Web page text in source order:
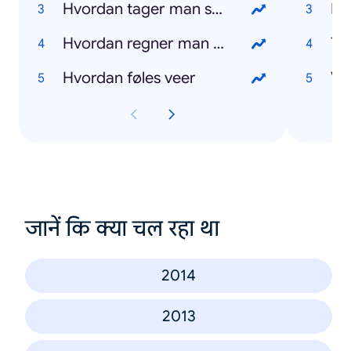
Hvordan tager man screenshot på Mac
Hvordan regner man procent ud
Hvordan føles veer
जानें कि क्या चल रहा था
2014
2013